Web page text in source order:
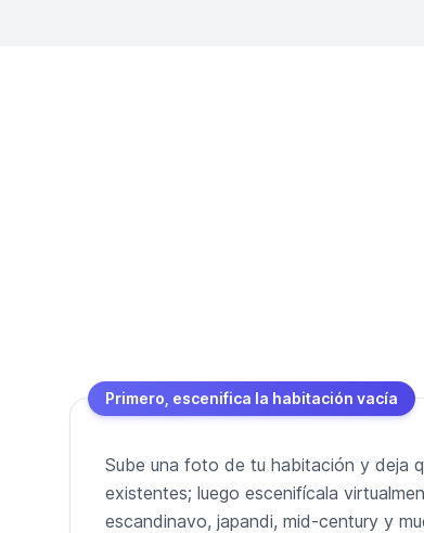
Primero, escenifica la habitación vacía
Sube una foto de tu habitación y deja
existentes; luego escenifícala
escandinavo, japandi, mid-century y